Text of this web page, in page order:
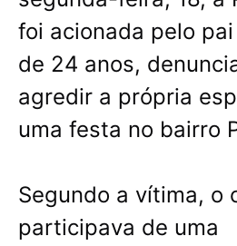
foi acionada pelo
de 24 anos,
agredir a própria
uma festa no bairro
Segundo a vítima, o
participava de uma